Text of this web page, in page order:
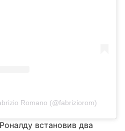
Romano (@fabriziorom)
встановив два